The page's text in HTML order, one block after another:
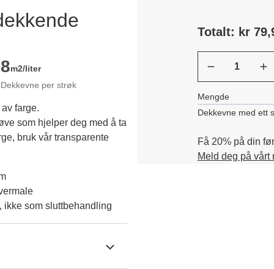
8m2/liter
Dekkevne per strøk
farge.
som hjelper deg med å ta
bruk vår transparente
ikke som sluttbehandling
Totalt: kr
Mengde
Dekkevne med ett
Få 20% på din
Meld deg på vårt